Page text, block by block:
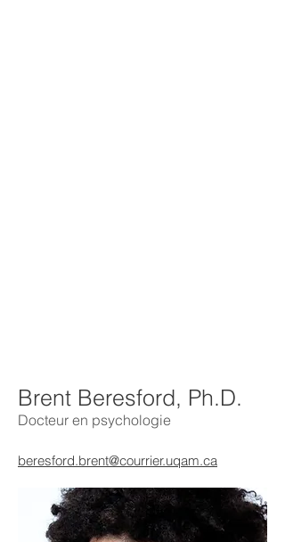
Brent Beresford, Ph.D.
Docteur en psychologie
beresford.brent@courrier.uqam.ca